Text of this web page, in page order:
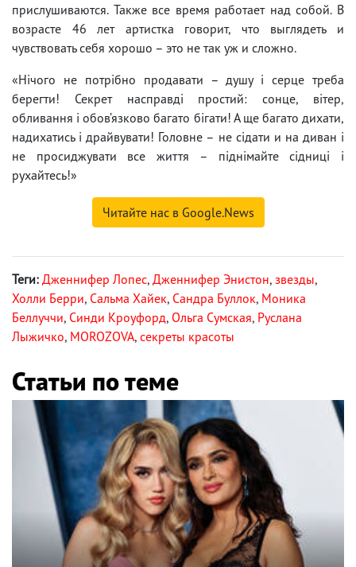
прислушиваются. Также все время работает над собой. В
возрасте 46 лет артистка говорит, что выглядеть и
чувствовать себя хорошо – это не так уж и сложно.
«Нічого не потрібно продавати – душу і серце треба
берегти! Секрет насправді простий: сонце, вітер,
обливання і обов’язково багато бігати! А ще багато дихати,
надихатись і драйвувати! Головне – не сідати и на диван і
не просиджувати все життя – піднімайте сідниці і
рухайтесь!»
Читайте нас в Google.News
Теги: Дженнифер Лопес, Дженнифер Энистон, звезды,
Холли Берри, Сальма Хайек, Сандра Буллок, Моника
Беллуччи, Синди Кроуфорд, Ольга Сумская, Руслана
Лыжичко, MOROZOVA, секреты красоты
Статьи по теме